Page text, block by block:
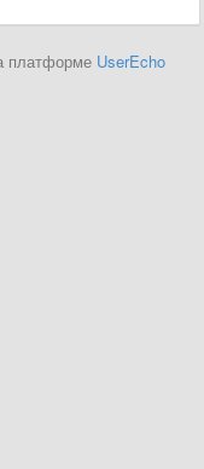
платформе UserEcho